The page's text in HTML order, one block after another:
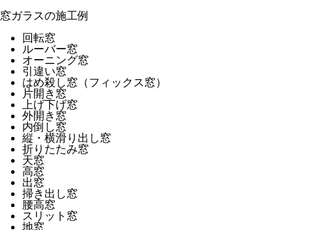
窓ガラスの施工例
回転窓
ルーバー窓
オーニング窓
引違い窓
はめ殺し窓（フィックス窓）
片開き窓
上げ下げ窓
外開き窓
内倒し窓
縦・横滑り出し窓
折りたたみ窓
天窓
高窓
出窓
掃き出し窓
腰高窓
スリット窓
地窓